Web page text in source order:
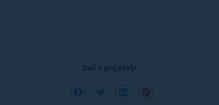
Deli s prijatelji